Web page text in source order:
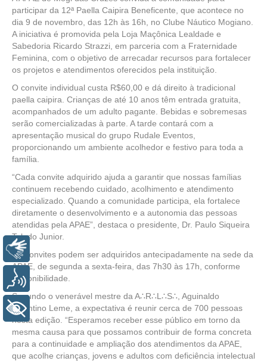
participar da 12ª Paella Caipira Beneficente, que acontece no
dia 9 de novembro, das 12h às 16h, no Clube Náutico Mogiano.
A iniciativa é promovida pela Loja Maçônica Lealdade e
Sabedoria Ricardo Strazzi, em parceria com a Fraternidade
Feminina, com o objetivo de arrecadar recursos para fortalecer
os projetos e atendimentos oferecidos pela instituição.
O convite individual custa R$60,00 e dá direito à tradicional
paella caipira. Crianças de até 10 anos têm entrada gratuita,
acompanhados de um adulto pagante. Bebidas e sobremesas
serão comercializadas à parte. A tarde contará com a
apresentação musical do grupo Rudale Eventos,
proporcionando um ambiente acolhedor e festivo para toda a
família.
“Cada convite adquirido ajuda a garantir que nossas famílias
continuem recebendo cuidado, acolhimento e atendimento
especializado. Quando a comunidade participa, ela fortalece
diretamente o desenvolvimento e a autonomia das pessoas
atendidas pela APAE”, destaca o presidente, Dr. Paulo Siqueira
Toledo Junior.
Os convites podem ser adquiridos antecipadamente na sede da
APAE, de segunda a sexta-feira, das 7h30 às 17h, conforme
disponibilidade.
Segundo o venerável mestre da A∴R∴L∴S∴, Aguinaldo
Vicentino Leme, a expectativa é reunir cerca de 700 pessoas
nesta edição. “Esperamos receber esse público em torno da
mesma causa para que possamos contribuir de forma concreta
para a continuidade e ampliação dos atendimentos da APAE,
que acolhe crianças, jovens e adultos com deficiência intelectual
Voz
+ Acessibilidade